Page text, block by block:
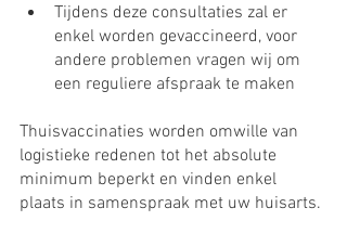
Tijdens deze consultaties zal er
enkel worden gevaccineerd, voor
andere problemen vragen wij om
een reguliere afspraak te maken
Thuisvaccinaties worden omwille van
logistieke redenen tot het absolute
minimum beperkt en vinden enkel
plaats in samenspraak met uw huisarts.